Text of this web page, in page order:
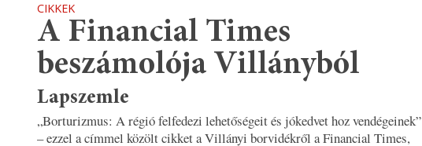
CIKKEK
A Financial Times
beszámolója Villányból
Lapszemle
„Borturizmus: A régió felfedezi lehetőségeit és jókedvet hoz vendégeinek”
– ezzel a címmel közölt cikket a Villányi borvidékről a Financial Times,